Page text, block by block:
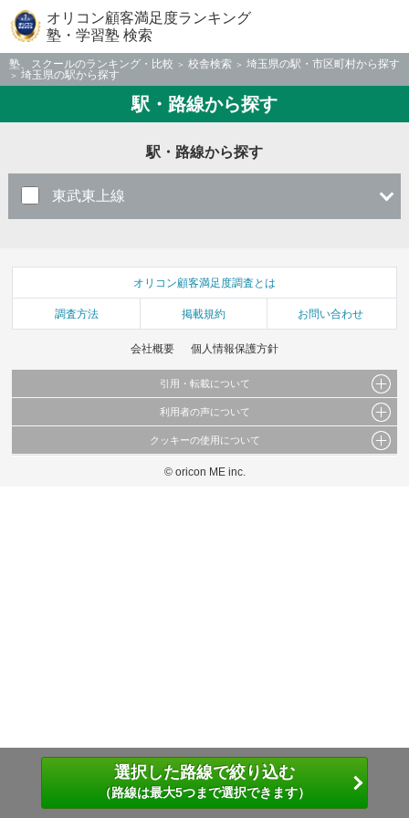
オリコン顧客満足度ランキング
塾・学習塾 検索
塾、スクールのランキング・比較 校舎検索
埼玉県の駅・市区町村から探す
埼玉県の駅から探す
駅・路線から探す
駅・路線から探す
東武東上線
選択した路線で絞り込む
（路線は最大5つまで選択できます）
オリコン顧客満足度調査とは
調査方法 掲載規約 お問い合わせ
会社概要 個人情報保護方針
引用・転載について
当サイトで公開されている情報（文字、写真、イラスト、画像データ等）及びこれらの配
これらの情報を権利者の許可なく無断転載・複製などの二次利用を行うことは固く禁じて
利用者の声について
当サイトに掲載している内容はすべてサービスの利用者が提出された見解・感想です。
弊社の見解・ 意見ではないことをご理解いただいた上でご覧ください。
クッキーの使用について
このサイトでは Cookie を使用して、ユーザーに合わせたコンテンツや広告の表示、ソー
© oricon ME inc.